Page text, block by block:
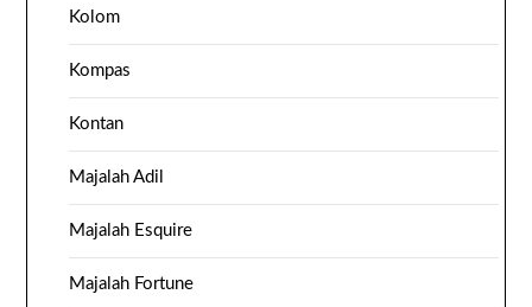
Kolom
Kompas
Kontan
Majalah Adil
Majalah Esquire
Majalah Fortune